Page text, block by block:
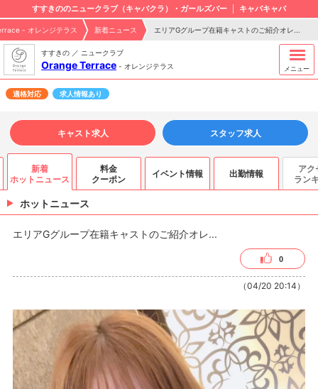
すすきののニュークラブ（キャバクラ）・ガールズバー キャバキャバ
- オレンジテラス 新着ニュース エリアGグループ在籍キャストのご紹介オレ...
すすきの ／ ニュークラブ
Orange Terrace - オレンジテラス メニュー
適格対応 求人情報あり
キャスト求人 スタッフ求人
新着
ホットニュース
料金
クーポン
イベント情報 出勤情報
アク
ラン
ホットニュース
エリアGグループ在籍キャストのご紹介オレ...
0
（04/20 20:14）